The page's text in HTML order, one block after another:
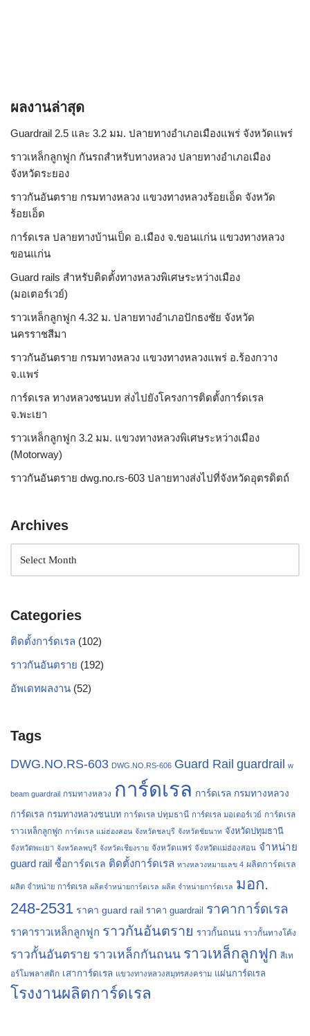
ผลงานล่าสุด
Guardrail 2.5 และ 3.2 มม. ปลายทางอำเภอเมืองแพร่ จังหวัดแพร่
ราวเหล็กลูกฟูก กันรถสําหรับทางหลวง ปลายทางอำเภอเมือง
จังหวัดระยอง
ราวกันอันตราย กรมทางหลวง แขวงทางหลวงร้อยเอ็ด จังหวัด
ร้อยเอ็ด
การ์ดเรล ปลายทางบ้านเป็ด อ.เมือง จ.ขอนแก่น แขวงทางหลวง
ขอนแก่น
Guard rails สำหรับติดตั้งทางหลวงพิเศษระหว่างเมือง
(มอเตอร์เวย์)
ราวเหล็กลูกฟูก 4.32 ม. ปลายทางอำเภอปักธงชัย จังหวัด
นครราชสีมา
ราวกันอันตราย กรมทางหลวง แขวงทางหลวงแพร่ อ.ร้องกวาง
จ.แพร่
การ์ดเรล ทางหลวงชนบท ส่งไปยังโครงการติดตั้งการ์ดเรล
จ.พะเยา
ราวเหล็กลูกฟูก 3.2 มม. แขวงทางหลวงพิเศษระหว่างเมือง
(Motorway)
ราวกันอันตราย dwg.no.rs-603 ปลายทางส่งไปที่จังหวัดอุตรดิตถ์
Archives
Categories
ติดตั้งการ์ดเรล (102)
ราวกันอันตราย (192)
อัพเดทผลงาน (52)
Tags
DWG.NO.RS-603 DWG.NO.RS-606 Guard Rail guardrail w
beam guardrail กรมทางหลวง การ์ดเรล การ์ดเรล กรมทางหลวง
การ์ดเรล กรมทางหลวงชนบท การ์ดเรล ปทุมธานี การ์ดเรล มอเตอร์เวย์ การ์ดเรล
ราวเหล็กลูกฟูก การ์ดเรล แม่ฮ่องสอน จังหวัดชลบุรี จังหวัดชัยนาท จังหวัดปทุมธานี
จังหวัดพะเยา จังหวัดลพบุรี จังหวัดเชียงราย จังหวัดแพร่ จังหวัดแม่ฮ่องสอน จำหน่าย
guard rail ซื้อการ์ดเรล ติดตั้งการ์ดเรล ทางหลวงหมายเลข 4 ผลิตการ์ดเรล
ผลิต จำหน่าย การ์ดเรล ผลิตจำหน่ายการ์ดเรล ผลิต จำหน่ายการ์ดเรล มอก.
248-2531 ราคา guard rail ราคา guardrail ราคาการ์ดเรล
ราคาราวเหล็กลูกฟูก ราวกันอันตราย ราวกั้นถนน ราวกั้นทางโค้ง
ราวกั้นอันตราย ราวเหล็กกันถนน ราวเหล็กลูกฟูก สีเท
อร์โมพลาสติก เสาการ์ดเรล แขวงทางหลวงสมุทรสงคราม แผ่นการ์ดเรล
โรงงานผลิตการ์ดเรล